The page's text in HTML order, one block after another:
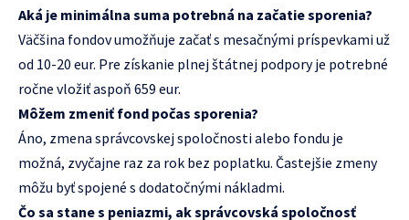
Aká je minimálna suma potrebná na začatie sporenia?
Väčšina fondov umožňuje začať s mesačnými príspevkami už
od 10-20 eur. Pre získanie plnej štátnej podpory je potrebné
ročne vložiť aspoň 659 eur.
Môžem zmeniť fond počas sporenia?
Áno, zmena správcovskej spoločnosti alebo fondu je
možná, zvyčajne raz za rok bez poplatku. Častejšie zmeny
môžu byť spojené s dodatočnými nákladmi.
Čo sa stane s peniazmi, ak správcovská spoločnosť